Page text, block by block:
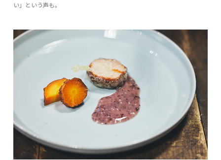
い」という声も。